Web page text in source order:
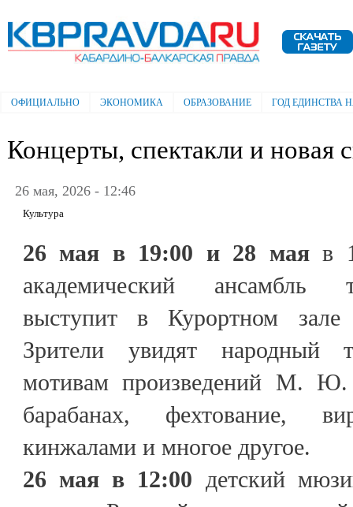
Электронная газета "Кабардино-
Балкарская правда"
Главное меню
ОФИЦИАЛЬНО ЭКОНОМИКА ОБРАЗОВАНИЕ ГОД ЕДИНСТВА
Концерты, спектакли и новая
26 мая, 2026 - 12:46
Культура
26 мая в 19:00 и 28 маяв
академический ансамбль
выступит в Курортном
Зрители увидят народный
мотивам произведений М. Ю.
барабанах, фехтование,
кинжалами и многое другое.
26 мая в 12:00 детский